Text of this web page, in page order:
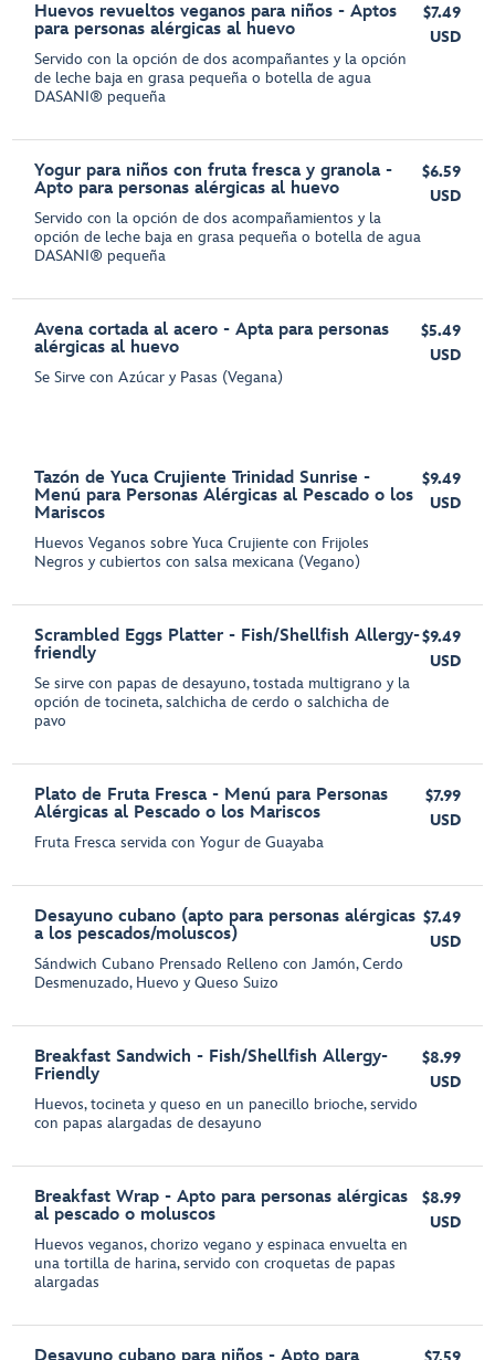
Huevos revueltos veganos para niños - Aptos
para personas alérgicas al huevo
Servido con la opción de dos acompañantes y la opción
de leche baja en grasa pequeña o botella de agua
DASANI® pequeña
$7.49
USD
Yogur para niños con fruta fresca y granola -
Apto para personas alérgicas al huevo
Servido con la opción de dos acompañamientos y la
opción de leche baja en grasa pequeña o botella de agua
DASANI® pequeña
$6.59
USD
Avena cortada al acero - Apta para personas
alérgicas al huevo
Se Sirve con Azúcar y Pasas (Vegana)
$5.49
USD
Tazón de Yuca Crujiente Trinidad Sunrise -
Menú para Personas Alérgicas al Pescado o los
Mariscos
Huevos Veganos sobre Yuca Crujiente con Frijoles
Negros y cubiertos con salsa mexicana (Vegano)
$9.49
USD
Scrambled Eggs Platter - Fish/Shellfish Allergy-
friendly
Se sirve con papas de desayuno, tostada multigrano y la
opción de tocineta, salchicha de cerdo o salchicha de
pavo
$9.49
USD
Plato de Fruta Fresca - Menú para Personas
Alérgicas al Pescado o los Mariscos
Fruta Fresca servida con Yogur de Guayaba
$7.99
USD
Desayuno cubano (apto para personas alérgicas
a los pescados/moluscos)
Sándwich Cubano Prensado Relleno con Jamón, Cerdo
Desmenuzado, Huevo y Queso Suizo
$7.49
USD
Breakfast Sandwich - Fish/Shellfish Allergy-
Friendly
Huevos, tocineta y queso en un panecillo brioche, servido
con papas alargadas de desayuno
$8.99
USD
Breakfast Wrap - Apto para personas alérgicas
al pescado o moluscos
Huevos veganos, chorizo vegano y espinaca envuelta en
una tortilla de harina, servido con croquetas de papas
alargadas
$8.99
USD